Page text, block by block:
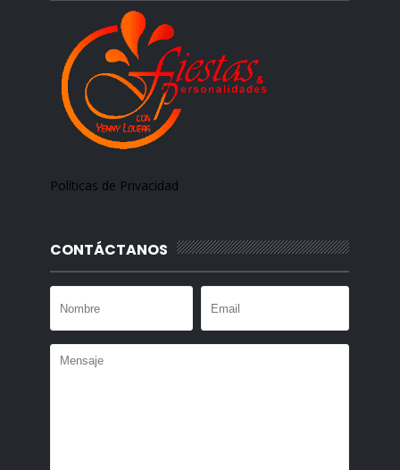
Políticas de Privacidad
CONTÁCTANOS